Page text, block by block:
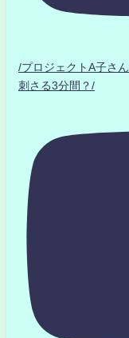
/プロジェクトA子さ
刺さる3分間？/